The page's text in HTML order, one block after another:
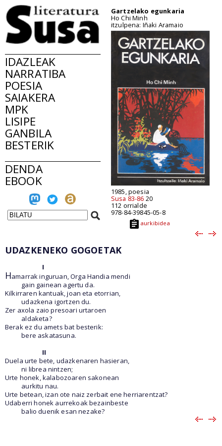
IDAZLEAK
NARRATIBA
POESIA
SAIAKERA
MPK
LISIPE
GANBILA
BESTERIK
DENDA
EBOOK
Gartzelako egunkaria
Ho Chi Minh
itzulpena: Iñaki Aramaio
1985, poesia
Susa 83-86 20
112 orrialde
978-84-39845-05-8
aurkibidea
UDAZKENEKO GOGOETAK
I
Hamarrak inguruan, Orga Handia mendi
gain gainean agertu da.
Kilkirraren kantuak, joan eta etorrian,
udazkena igortzen du.
Zer axola zaio presoari urtaroen
aldaketa?
Berak ez du amets bat besterik:
bere askatasuna.
II
Duela urte bete, udazkenaren hasieran,
ni librea nintzen;
Urte honek, kalabozoaren sakonean
aurkitu nau.
Urte betean, izan ote naiz zerbait ene herriarentzat?
Udaberri honek aurrekoak bezainbeste
balio duenik esan nezake?